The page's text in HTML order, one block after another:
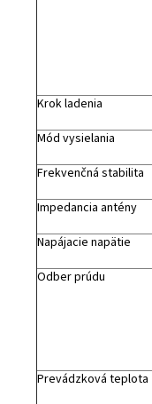
Krok ladenia
Mód vysielania
Frekvenčná stabilita
Impedancia antény
Napájacie napätie
Odber prúdu
Prevádzková teplota